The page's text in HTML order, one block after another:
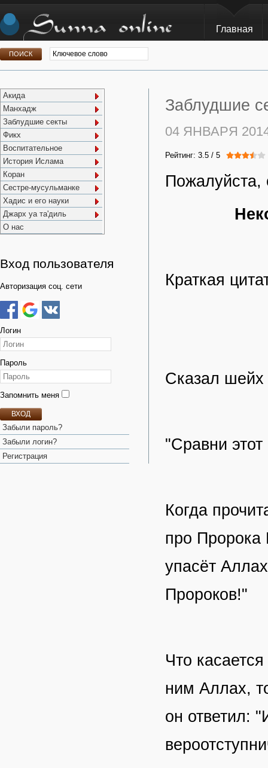
Главная
Акида
Манхадж
Заблудшие секты
Фикх
Воспитательное
История Ислама
Коран
Сестре-мусульманке
Хадис и его науки
Джарх уа та'диль
О нас
Вход пользователя
Авторизация соц. сети
Логин
Пароль
Запомнить меня
ВХОД
Забыли пароль?
Забыли логин?
Регистрация
Заблудшие
04 ЯНВАРЯ
Рейтинг: 3.5 / 5
Пожалуйста,
Краткая
Сказал шейх
"Сравни
Когда
про Пророка
упасёт
Пророков!"
Что
ним Аллах,
он ответил: